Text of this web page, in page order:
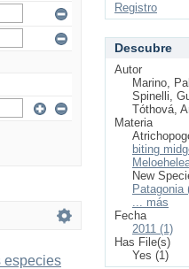
especies
Registro
Descubre
Autor
Marino,
Spinelli,
Tóthová,
Materia
biting
New
Patagonia
... más
Fecha
2011 (1)
Has File(s)
Yes (1)